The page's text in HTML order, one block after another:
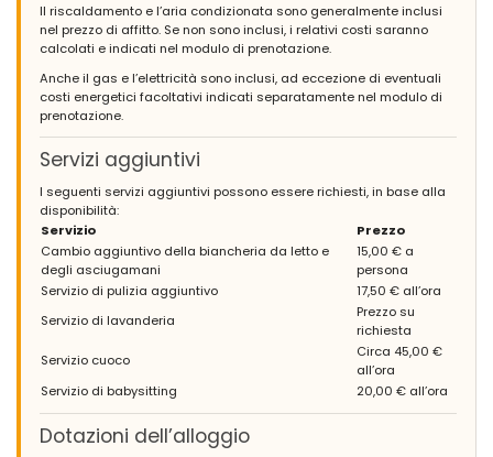
Il riscaldamento e l’aria condizionata sono generalmente inclusi
nel prezzo di affitto. Se non sono inclusi, i relativi costi saranno
calcolati e indicati nel modulo di prenotazione.
Anche il gas e l’elettricità sono inclusi, ad eccezione di eventuali
costi energetici facoltativi indicati separatamente nel modulo di
prenotazione.
Servizi aggiuntivi
I seguenti servizi aggiuntivi possono essere richiesti, in base alla
disponibilità:
Servizio
Prezzo
Cambio aggiuntivo della biancheria da letto e
degli asciugamani
15,00 € a
persona
Servizio di pulizia aggiuntivo
17,50 € all’ora
Servizio di lavanderia
Prezzo su
richiesta
Servizio cuoco
Circa 45,00 €
all’ora
Servizio di babysitting
20,00 € all’ora
Dotazioni dell’alloggio